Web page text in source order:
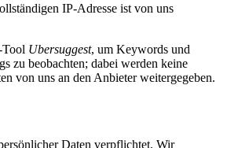
IP-Adresse ist von uns
Tool Ubersuggest, um Keywords und
zu beobachten; dabei werden keine
von uns an den Anbieter weitergegeben.
Daten verpflichtet. Wir